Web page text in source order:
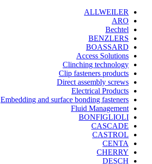
ALLWEILER
ARO
Bechtel
BENZLERS
BOASSARD
Access Solutions
Clinching technology
Clip fasteners products
Direct assembly screws
Electrical Products
Embedding and surface bonding fasteners
Fluid Management
BONFIGLIOLI
CASCADE
CASTROL
CENTA
CHERRY
DESCH